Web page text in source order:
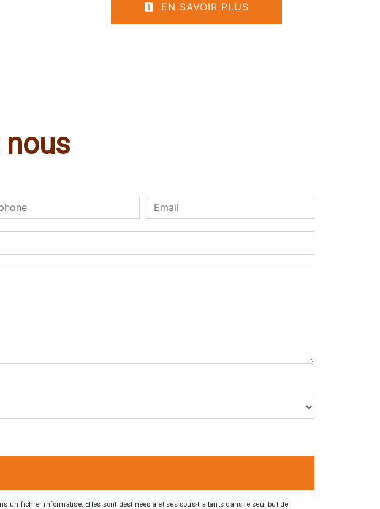
EN SAVOIR PLUS
un fichier informatisé. Elles sont destinées à et ses sous-traitants dans le seul but de